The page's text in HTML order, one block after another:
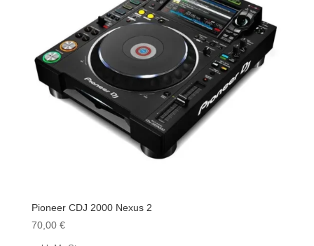
Pioneer CDJ 2000 Nexus 2
70,00 €